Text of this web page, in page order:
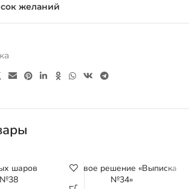
желаний
шаров
№38
Готовое решение «Выписка
№34»